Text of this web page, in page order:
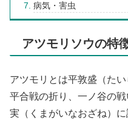
病気・害虫
アツモリソウの特
アツモリとは平敦盛（た
平合戦の折り、一ノ谷の
実（くまがいなおざね）